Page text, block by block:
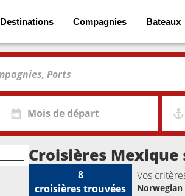
Destinations Compagnies Bateaux
Mois de départ
Croisières
8
croisièrestrouvées
Vos